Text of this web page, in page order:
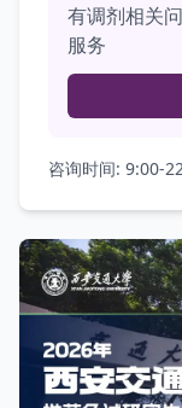
有调剂相关
服务
咨询时间: 9:00-